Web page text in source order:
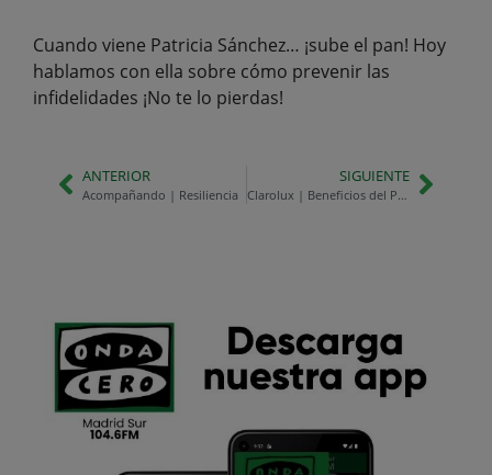
Cuando viene Patricia Sánchez… ¡sube el pan! Hoy
hablamos con ella sobre cómo prevenir las
infidelidades ¡No te lo pierdas!
ANTERIOR
Acompañando | Resiliencia
SIGUIENTE
Clarolux | Beneficios del Plan Renove